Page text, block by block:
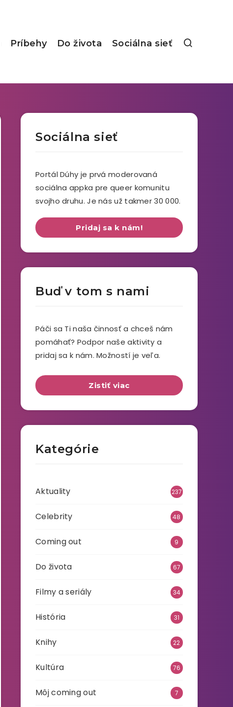
Príbehy Do života Sociálna sieť
Sociálna sieť
Portál Dúhy je prvá moderovaná
sociálna appka pre queer komunitu
svojho druhu. Je nás už takmer 30 000.
Pridaj sa k nám!
Buď v tom s nami
Páči sa Ti naša činnosť a chceš nám
pomáhať? Podpor naše aktivity a
pridaj sa k nám. Možností je veľa.
Zistiť viac
Kategórie
Aktuality 237
Celebrity 48
Coming out 9
Do života 67
Filmy a seriály 34
História 31
Knihy 22
Kultúra 76
Môj coming out 7